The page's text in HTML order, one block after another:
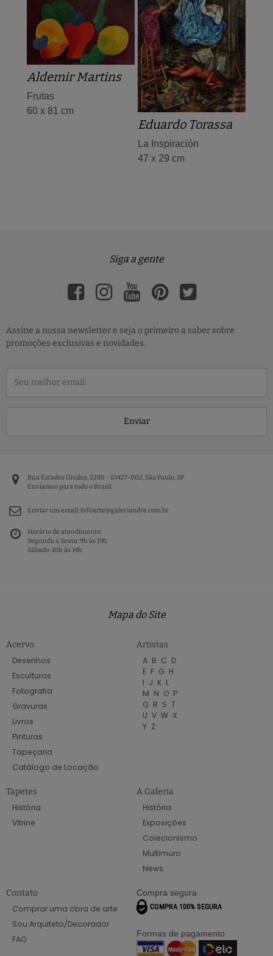
Eduardo Torassa
La Inspiración
47 x 29 cm
Aldemir Martins
Frutas
60 x 81 cm
Siga a gente
Assine a nossa newsletter e seja o primeiro a saber sobre
promoções exclusivas e novidades.
Enviar
Rua Estados Unidos, 2280 - 01427-002, São Paulo, SP
Enviamos para todo o Brasil
Enviar um email:infoarte@galeriandre.com.br
Horário de atendimento:
Segunda à Sexta: 9h às 19h
Sábado: 10h às 14h
Mapa do Site
Acervo
Desenhos
Esculturas
Fotografia
Gravuras
Livros
Pinturas
Tapeçaria
Catálogo de Locação
Artistas
A B C D
E F G H
I J K L
M N O P
Q R S T
U V W X
Y Z
Tapetes
História
Vitrine
A Galeria
História
Exposições
Colecionismo
Multimuro
News
Contato
Comprar uma obra de arte
Sou Arquiteto/Decorador
FAQ
Compra segura
Formas de pagamento